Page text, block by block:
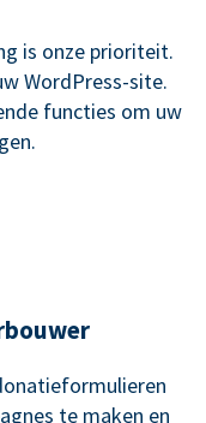
is onze prioriteit.
WordPress-site.
functies om uw
te maken en